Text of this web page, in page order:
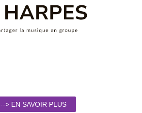
--> EN SAVOIR PLUS